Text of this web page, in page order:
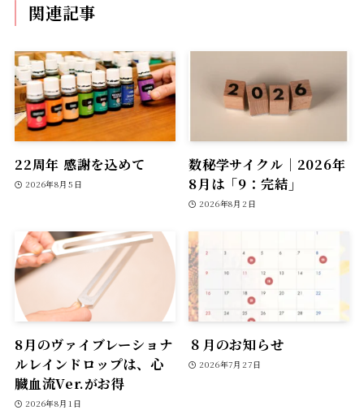
関連記事
22周年 感謝を込めて
2026年8月5日
数秘学サイクル｜2026年
8月は「9：完結」
2026年8月2日
8月のヴァイブレーショナ
ルレインドロップは、心
臓血流Ver.がお得
2026年8月1日
８月のお知らせ
2026年7月27日